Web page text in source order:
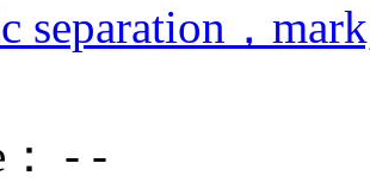
separation，
- -